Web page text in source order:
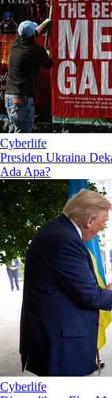
Cyberlife
Presiden Ukraina
Ada Apa?
Cyberlife